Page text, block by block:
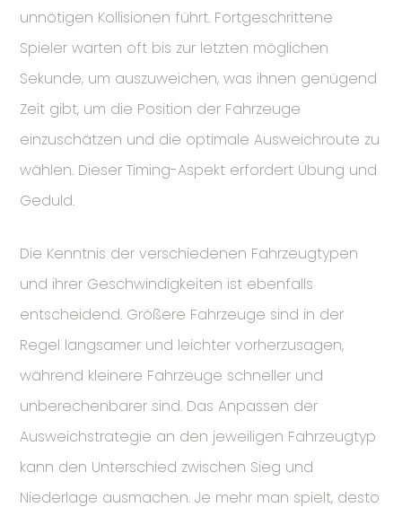
unnötigen Kollisionen führt. Fortgeschrittene
Spieler warten oft bis zur letzten möglichen
Sekunde, um auszuweichen, was ihnen genügend
Zeit gibt, um die Position der Fahrzeuge
einzuschätzen und die optimale Ausweichroute zu
wählen. Dieser Timing-Aspekt erfordert Übung und
Geduld.
Die Kenntnis der verschiedenen Fahrzeugtypen
und ihrer Geschwindigkeiten ist ebenfalls
entscheidend. Größere Fahrzeuge sind in der
Regel langsamer und leichter vorherzusagen,
während kleinere Fahrzeuge schneller und
unberechenbarer sind. Das Anpassen der
Ausweichstrategie an den jeweiligen Fahrzeugtyp
kann den Unterschied zwischen Sieg und
Niederlage ausmachen. Je mehr man spielt, desto